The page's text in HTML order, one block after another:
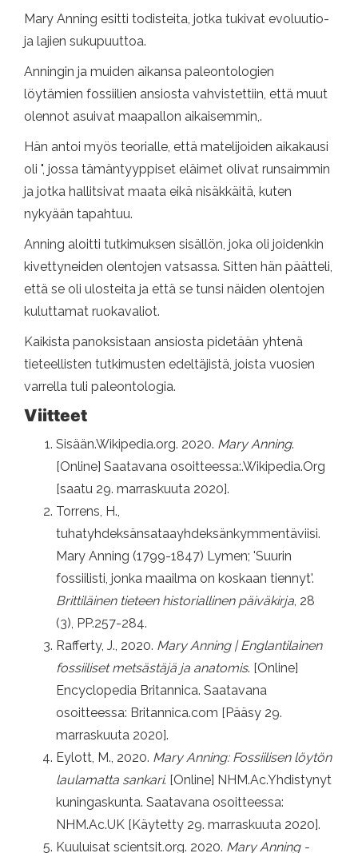
Mary Anning esitti todisteita, jotka tukivat evoluutio-
ja lajien sukupuuttoa.
Anningin ja muiden aikansa paleontologien
löytämien fossiilien ansiosta vahvistettiin, että muut
olennot asuivat maapallon aikaisemmin,.
Hän antoi myös teorialle, että matelijoiden aikakausi
oli ", jossa tämäntyyppiset eläimet olivat runsaimmin
ja jotka hallitsivat maata eikä nisäkkäitä, kuten
nykyään tapahtuu.
Anning aloitti tutkimuksen sisällön, joka oli joidenkin
kivettyneiden olentojen vatsassa. Sitten hän päätteli,
että se oli ulosteita ja että se tunsi näiden olentojen
kuluttamat ruokavaliot.
Kaikista panoksistaan ​​ansiosta pidetään yhtenä
tieteellisten tutkimusten edeltäjistä, joista vuosien
varrella tuli paleontologia.
Viitteet
Sisään.Wikipedia.org. 2020. Mary Anning.
[Online] Saatavana osoitteessa:.Wikipedia.Org
[saatu 29. marraskuuta 2020].
Torrens, H.,
tuhatyhdeksänsataayhdeksänkymmentäviisi.
Mary Anning (1799-1847) Lymen; 'Suurin
fossiilisti, jonka maailma on koskaan tiennyt'.
Brittiläinen tieteen historiallinen päiväkirja, 28
(3), PP.257-284.
Rafferty, J., 2020. Mary Anning | Englantilainen
fossiiliset metsästäjä ja anatomis. [Online]
Encyclopedia Britannica. Saatavana
osoitteessa: Britannica.com [Pääsy 29.
marraskuuta 2020].
Eylott, M., 2020. Mary Anning: Fossiilisen löytön
laulamatta sankari. [Online] NHM.Ac.Yhdistynyt
kuningaskunta. Saatavana osoitteessa:
NHM.Ac.UK [Käytetty 29. marraskuuta 2020].
Kuuluisat scientsit.org. 2020. Mary Anning -